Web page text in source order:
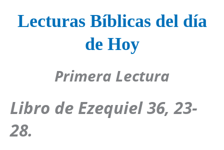
Lecturas Bíblicas del día
de Hoy
Primera Lectura
Libro de Ezequiel 36, 23-
28.